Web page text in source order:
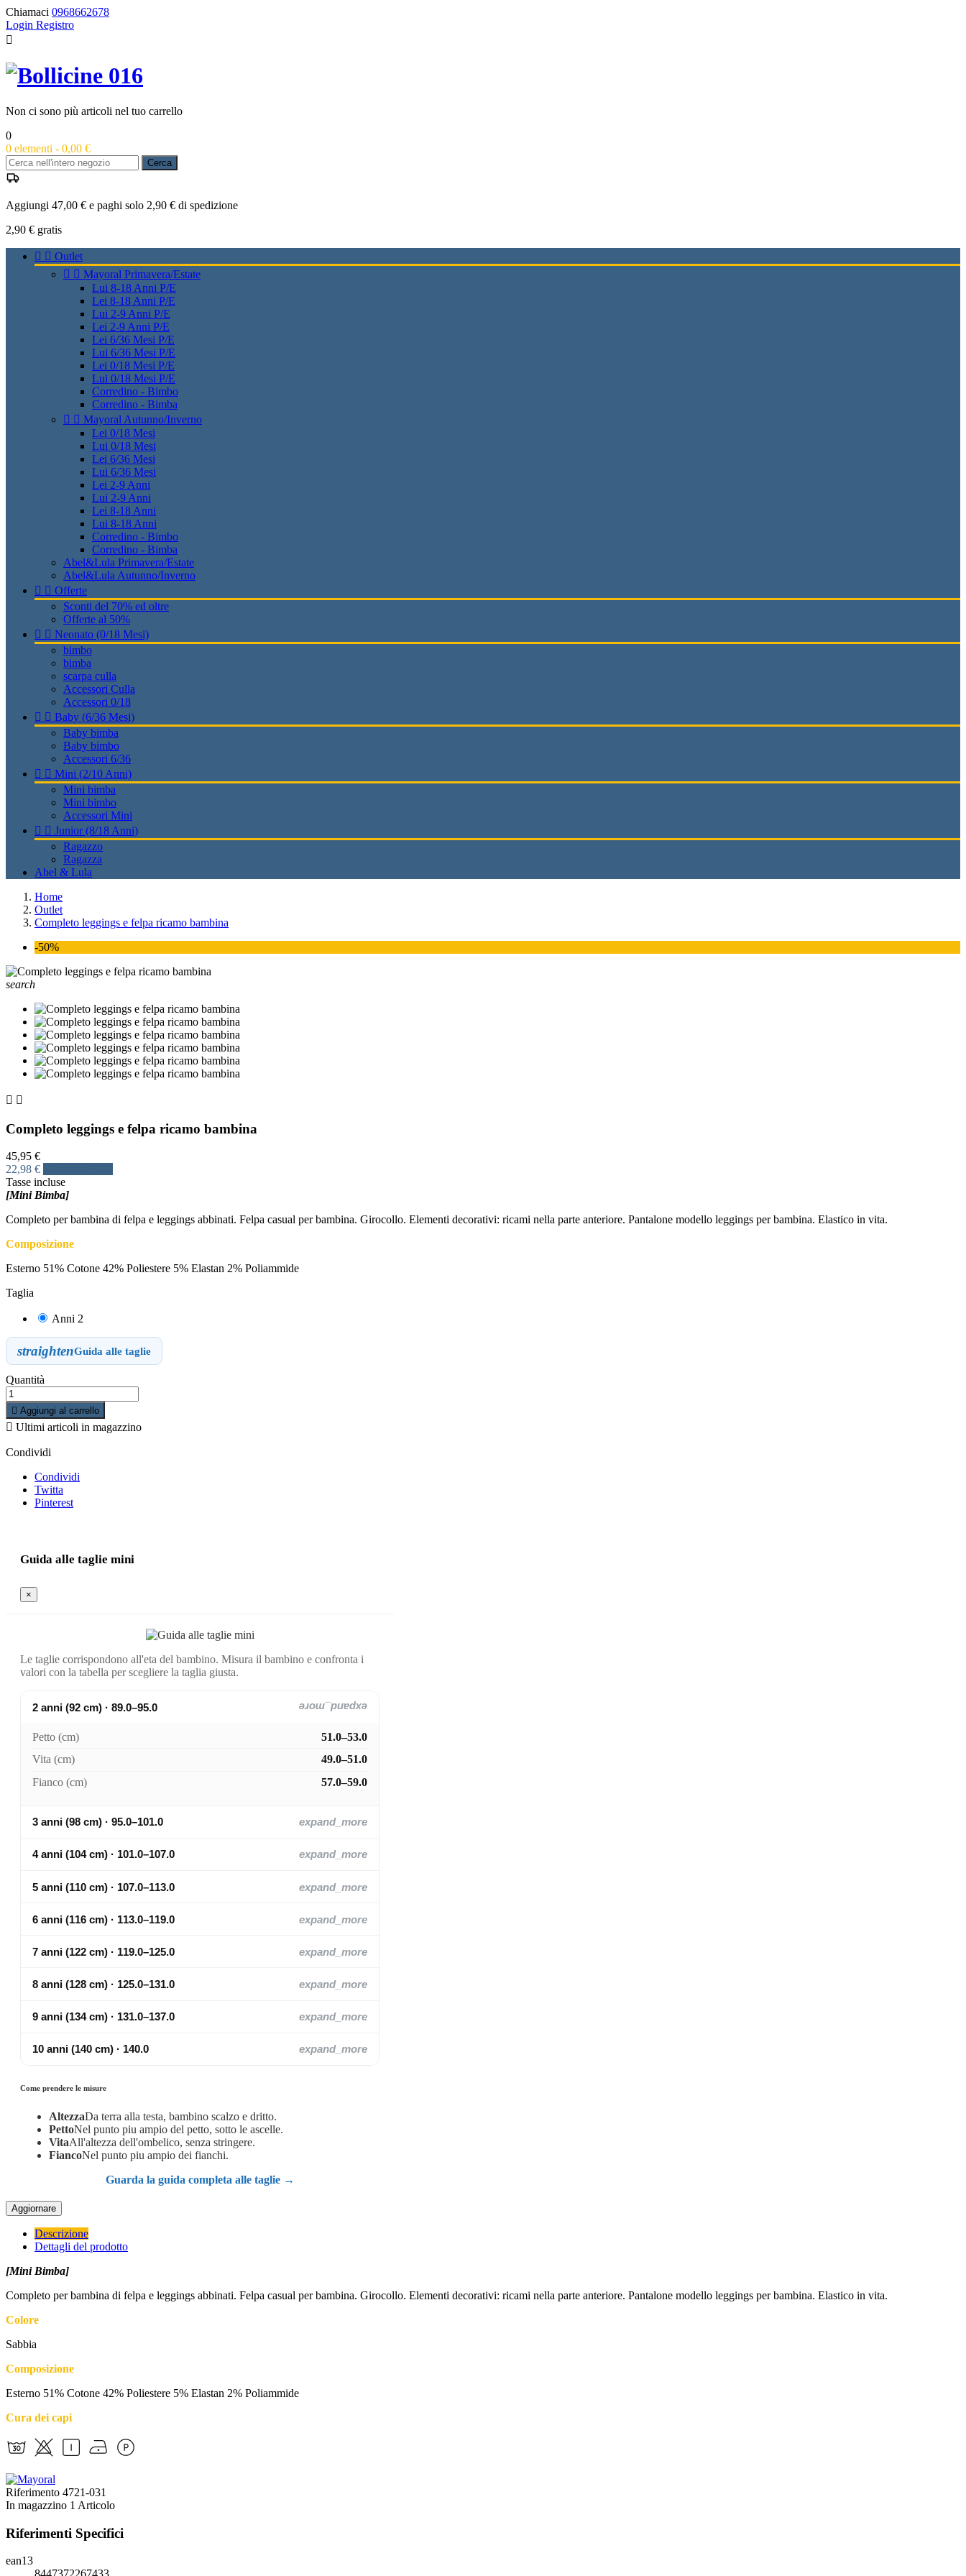
Chiamaci 0968662678
Login Registro

Non ci sono più articoli nel tuo carrello
0
0 elementi - 0,00 €
Cerca
Aggiungi 47,00 € e paghi solo 2,90 € di spedizione
2,90 € gratis
  Outlet
  Mayoral Primavera/Estate
Lui 8-18 Anni P/E
Lei 8-18 Anni P/E
Lui 2-9 Anni P/E
Lei 2-9 Anni P/E
Lei 6/36 Mesi P/E
Lui 6/36 Mesi P/E
Lei 0/18 Mesi P/E
Lui 0/18 Mesi P/E
Corredino - Bimbo
Corredino - Bimba
  Mayoral Autunno/Inverno
Lei 0/18 Mesi
Lui 0/18 Mesi
Lei 6/36 Mesi
Lui 6/36 Mesi
Lei 2-9 Anni
Lui 2-9 Anni
Lei 8-18 Anni
Lui 8-18 Anni
Corredino - Bimbo
Corredino - Bimba
Abel&Lula Primavera/Estate
Abel&Lula Autunno/Inverno
  Offerte
Sconti del 70% ed oltre
Offerte al 50%
  Neonato (0/18 Mesi)
bimbo
bimba
scarpa culla
Accessori Culla
Accessori 0/18
  Baby (6/36 Mesi)
Baby bimba
Baby bimbo
Accessori 6/36
  Mini (2/10 Anni)
Mini bimba
Mini bimbo
Accessori Mini
  Junior (8/18 Anni)
Ragazzo
Ragazza
Abel & Lula
Home
Outlet
Completo leggings e felpa ricamo bambina
-50%
search
 
Completo leggings e felpa ricamo bambina
45,95 €
22,98 €
Tasse incluse
[Mini Bimba]
Completo per bambina di felpa e leggings abbinati. Felpa casual per bambina. Girocollo. Elementi decorativi: ricami nella parte anteriore. Pantalone modello leggings per bambina. Elastico in vita.
Composizione
Esterno 51% Cotone 42% Poliestere 5% Elastan 2% Poliammide
Taglia
Anni 2
straightenGuida alle taglie
Quantità
 Aggiungi al carrello
 Ultimi articoli in magazzino
Condividi
Condividi
Twitta
Pinterest
Guida alle taglie mini
×
Le taglie corrispondono all'eta del bambino. Misura il bambino e confronta i
valori con la tabella per scegliere la taglia giusta.
2 anni (92 cm) · 89.0–95.0 expand_more
Petto (cm)
51.0–53.0
Vita (cm)
49.0–51.0
Fianco (cm)
57.0–59.0
3 anni (98 cm) · 95.0–101.0 expand_more
4 anni (104 cm) · 101.0–107.0 expand_more
5 anni (110 cm) · 107.0–113.0 expand_more
6 anni (116 cm) · 113.0–119.0 expand_more
7 anni (122 cm) · 119.0–125.0 expand_more
8 anni (128 cm) · 125.0–131.0 expand_more
9 anni (134 cm) · 131.0–137.0 expand_more
10 anni (140 cm) · 140.0 expand_more
Come prendere le misure
AltezzaDa terra alla testa, bambino scalzo e dritto.
PettoNel punto piu ampio del petto, sotto le ascelle.
VitaAll'altezza dell'ombelico, senza stringere.
FiancoNel punto piu ampio dei fianchi.
Guarda la guida completa alle taglie →
Descrizione
Dettagli del prodotto
[Mini Bimba]
Completo per bambina di felpa e leggings abbinati. Felpa casual per bambina. Girocollo. Elementi decorativi: ricami nella parte anteriore. Pantalone modello leggings per bambina. Elastico in vita.
Colore
Sabbia
Composizione
Esterno 51% Cotone 42% Poliestere 5% Elastan 2% Poliammide
Cura dei capi
Riferimento 4721-031
In magazzino 1 Articolo
Riferimenti Specifici
ean13